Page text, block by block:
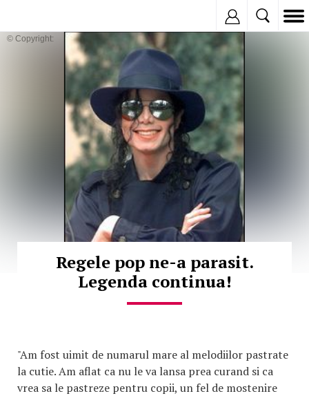
© Copyright:
Regele pop ne-a parasit.
Legenda continua!
"Am fost uimit de numarul mare al melodiilor pastrate
la cutie. Am aflat ca nu le va lansa prea curand si ca
vrea sa le pastreze pentru copii, un fel de mostenire